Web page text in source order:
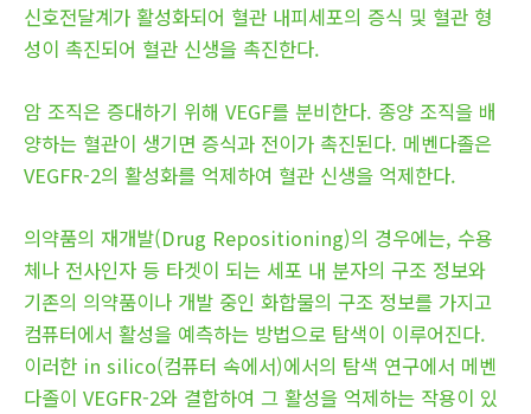
신호전달계가 활성화되어 혈관 내피세포의 증식 및 혈관 형
성이 촉진되어 혈관 신생을 촉진한다.
암 조직은 증대하기 위해 VEGF를 분비한다. 종양 조직을 배
양하는 혈관이 생기면 증식과 전이가 촉진된다. 메벤다졸은
VEGFR-2의 활성화를 억제하여 혈관 신생을 억제한다.
의약품의 재개발(Drug Repositioning)의 경우에는, 수용
체나 전사인자 등 타겟이 되는 세포 내 분자의 구조 정보와
기존의 의약품이나 개발 중인 화합물의 구조 정보를 가지고
컴퓨터에서 활성을 예측하는 방법으로 탐색이 이루어진다.
이러한 in silico(컴퓨터 속에서)에서의 탐색 연구에서 메벤
다졸이 VEGFR-2와 결합하여 그 활성을 억제하는 작용이 있